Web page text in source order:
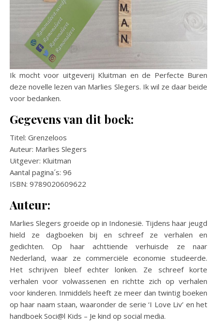
Ik mocht voor uitgeverij Kluitman en de Perfecte Buren
deze novelle lezen van Marlies Slegers. Ik wil ze daar beide
voor bedanken.
Gegevens van dit boek:
Titel: Grenzeloos
Auteur: Marlies Slegers
Uitgever: Kluitman
Aantal pagina´s: 96
ISBN: 9789020609622
Auteur:
Marlies Slegers groeide op in Indonesië. Tijdens haar jeugd
hield ze dagboeken bij en schreef ze verhalen en
gedichten. Op haar achttiende verhuisde ze naar
Nederland, waar ze commerciële economie studeerde.
Het schrijven bleef echter lonken. Ze schreef korte
verhalen voor volwassenen en richtte zich op verhalen
voor kinderen. Inmiddels heeft ze meer dan twintig boeken
op haar naam staan, waaronder de serie ‘I Love Liv’ en het
handboek Soci@l Kids – Je kind op social media.